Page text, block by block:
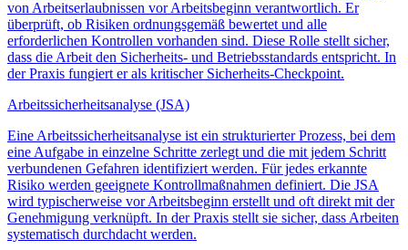
von Arbeitserlaubnissen vor Arbeitsbeginn verantwortlich. Er
überprüft, ob Risiken ordnungsgemäß bewertet und alle
erforderlichen Kontrollen vorhanden sind. Diese Rolle stellt sicher,
dass die Arbeit den Sicherheits- und Betriebsstandards entspricht. In
der Praxis fungiert er als kritischer Sicherheits-Checkpoint.
Arbeitssicherheitsanalyse (JSA)
Eine Arbeitssicherheitsanalyse ist ein strukturierter Prozess, bei dem
eine Aufgabe in einzelne Schritte zerlegt und die mit jedem Schritt
verbundenen Gefahren identifiziert werden. Für jedes erkannte
Risiko werden geeignete Kontrollmaßnahmen definiert. Die JSA
wird typischerweise vor Arbeitsbeginn erstellt und oft direkt mit der
Genehmigung verknüpft. In der Praxis stellt sie sicher, dass Arbeiten
systematisch durchdacht werden.